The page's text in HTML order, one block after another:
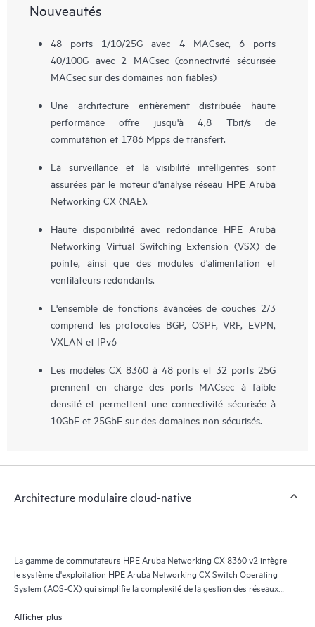
Nouveautés
48 ports 1/10/25G avec 4 MACsec, 6 ports
40/100G avec 2 MACsec (connectivité sécurisée
MACsec sur des domaines non fiables)
Une architecture entièrement distribuée haute
performance offre jusqu'à 4,8 Tbit/s de
commutation et 1786 Mpps de transfert.
La surveillance et la visibilité intelligentes sont
assurées par le moteur d'analyse réseau HPE Aruba
Networking CX (NAE).
Haute disponibilité avec redondance HPE Aruba
Networking Virtual Switching Extension (VSX) de
pointe, ainsi que des modules d'alimentation et
ventilateurs redondants.
L'ensemble de fonctions avancées de couches 2/3
comprend les protocoles BGP, OSPF, VRF, EVPN,
VXLAN et IPv6
Les modèles CX 8360 à 48 ports et 32 ports 25G
prennent en charge des ports MACsec à faible
densité et permettent une connectivité sécurisée à
10GbE et 25GbE sur des domaines non sécurisés.
Architecture modulaire cloud-native
La gamme de commutateurs HPE Aruba Networking CX 8360 v2 intègre
le système d'exploitation HPE Aruba Networking CX Switch Operating
System (AOS-CX) qui simplifie la complexité de la gestion des réseaux
modèle opérationnel de votre organisation informatique.
Afficher plus